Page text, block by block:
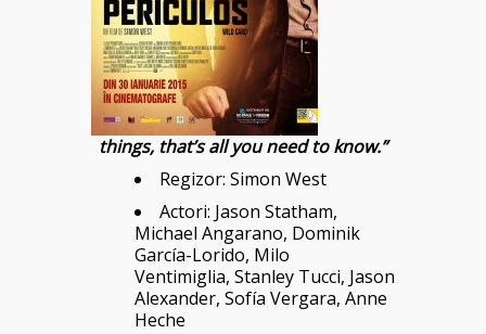
things, that’s all you need to know.”
Regizor: Simon West
Actori: Jason Statham,
Michael Angarano, Dominik
García-Lorido, Milo
Ventimiglia, Stanley Tucci, Jason
Alexander, Sofía Vergara, Anne
Heche